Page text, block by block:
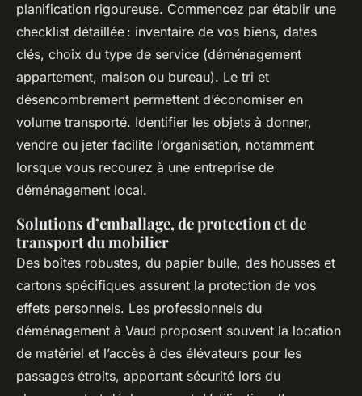
planification rigoureuse. Commencez par établir une
checklist détaillée : inventaire de vos biens, dates
clés, choix du type de service (déménagement
appartement, maison ou bureau). Le tri et
désencombrement permettent d’économiser en
volume transporté. Identifier les objets à donner,
vendre ou jeter facilite l’organisation, notamment
lorsque vous recourez à une entreprise de
déménagement local.
Solutions d’emballage, de protection et de
transport du mobilier
Des boîtes robustes, du papier bulle, des housses et
cartons spécifiques assurent la protection de vos
effets personnels. Les professionnels du
déménagement à Vaud proposent souvent la location
de matériel et l’accès à des élévateurs pour les
passages étroits, apportant sécurité lors du